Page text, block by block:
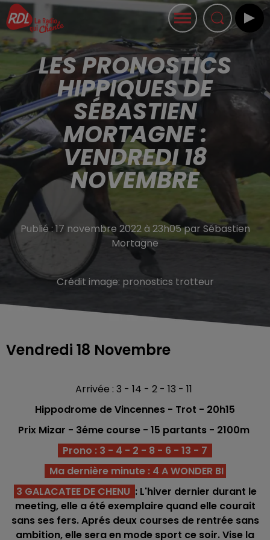
LES PRONOSTICS
HIPPIQUES DE
SÉBASTIEN
MORTAGNE :
VENDREDI 18
NOVEMBRE
Publié : 17 novembre 2022 à 23h05 par Sébastien
Mortagne
Crédit image: pronostics trotteur
Vendredi 18 Novembre
Arrivée : 3 - 14 - 2 - 13 - 11
Hippodrome de Vincennes - Trot - 20h15
Prix Mizar - 3éme course - 15 partants - 2100m
Prono : 3 - 4 - 2 - 8 - 6 - 13 - 7
Ma dernière minute : 4 A WONDER BI
3 GALACATEE DE CHENU : L'hiver dernier durant le
meeting, elle a été exemplaire quand elle courait
sans ses fers. Aprés deux courses de rentrée sans
ambition, elle sera en mode sport ce soir. Vise la